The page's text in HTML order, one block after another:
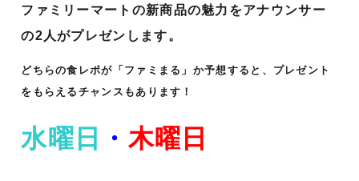
ファミリーマートの新商品の魅力をアナウンサー
の2人がプレゼンします。
どちらの食レポが「ファミまる」か予想すると、プレゼント
をもらえるチャンスもあります！
水曜日 ・ 木曜日